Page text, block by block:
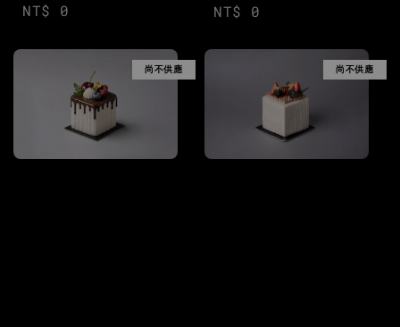
Regular
NT$ 0
Regular
NT$ 0
尚不供應 尚不供應